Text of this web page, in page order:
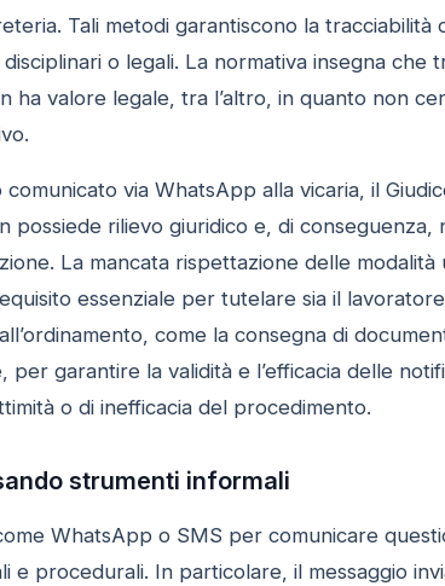
Tali metodi garantiscono la
o legali. La normativa insegna che
ha valore legale, tra l’altro, in quanto non
via WhatsApp alla vicaria, il
possiede rilievo giuridico e, di
La mancata rispettazione delle
essenziale per tutelare sia il
come la consegna di
garantire la validità e l’efficacia delle
o di inefficacia del procedimento.
strumenti informali
WhatsApp o SMS per comunicare
e procedurali. In particolare, il messaggio